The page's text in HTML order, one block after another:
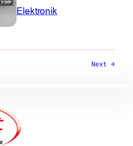
Elektronik
Next →